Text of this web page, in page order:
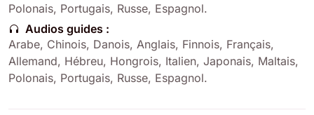
Polonais, Portugais, Russe, Espagnol.
Audios guides :
Arabe, Chinois, Danois, Anglais, Finnois, Français,
Allemand, Hébreu, Hongrois, Italien, Japonais, Maltais,
Polonais, Portugais, Russe, Espagnol.